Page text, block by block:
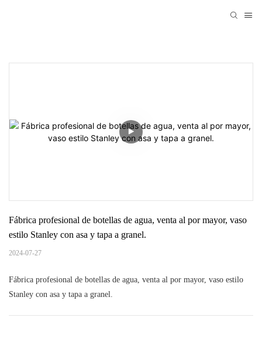
Fábrica profesional de botellas de agua, venta al por mayor, vaso
estilo Stanley con asa y tapa a granel.
2024-07-27
Fábrica profesional de botellas de agua, venta al por mayor, vaso estilo
Stanley con asa y tapa a granel.